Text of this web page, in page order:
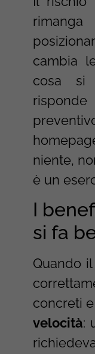
cambia
cosa si
niente,
è un
I
si fa
Quando
concreti
velocità: